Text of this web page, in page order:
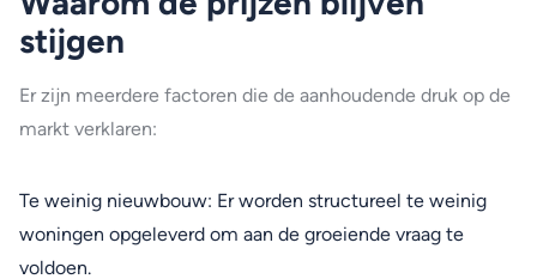
stijgen
Er zijn meerdere factoren die de aanhoudende druk op de
markt verklaren:
Te weinig nieuwbouw: Er worden structureel te weinig
woningen opgeleverd om aan de groeiende vraag te
voldoen.